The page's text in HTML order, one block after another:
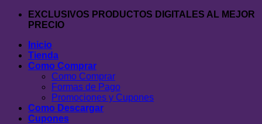
Saltar
EXCLUSIVOS PRODUCTOS DIGITALES AL MEJOR
PRECIO
Inicio
Tienda
Como Comprar
Como Comprar
Formas de Pago
Promociones y Cupones
Como Descargar
Cupones